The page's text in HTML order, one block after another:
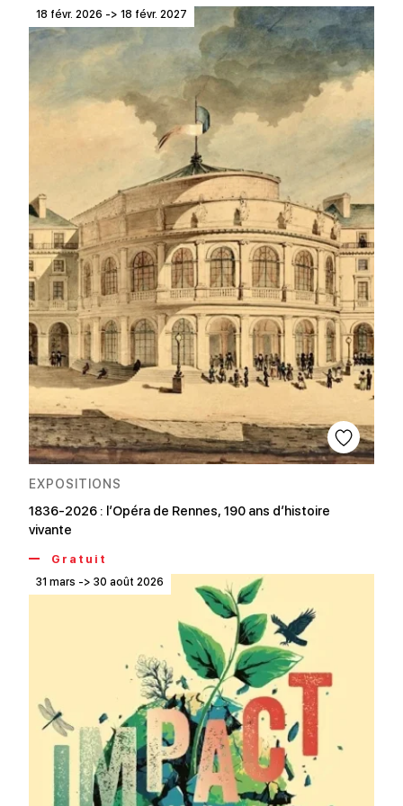
18 févr. 2026 -> 18 févr. 2027
EXPOSITIONS
1836-2026 : l’Opéra de Rennes, 190 ans d’histoire
vivante
Gratuit
31 mars -> 30 août 2026